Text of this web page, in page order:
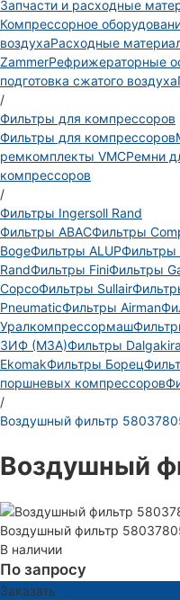
Запчасти и расходные
Компрессорное
воздухаРасходные
ZammerРефрижераторные
подготовка сжатого воздуха
/
Фильтры для компрессоров
Фильтры для компрессоров
ремкомплекты VMCРемни
компрессоров
/
Фильтры Ingersoll Rand
Фильтры ABACФильтры
BogeФильтры ALUPФильтры
RandФильтры FiniФильтры
CopcoФильтры Sullair
PneumaticФильтры Airman
Уралкомпрессормаш
ЗИФ (МЗА)Фильтры
EkomakФильтры Борец
поршневых компрессоров
/
Воздушный фильтр
Воздушный
Воздушный фильтр
В наличии
По запросу
Заказать